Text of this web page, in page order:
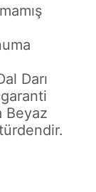
Darı
Beyaz